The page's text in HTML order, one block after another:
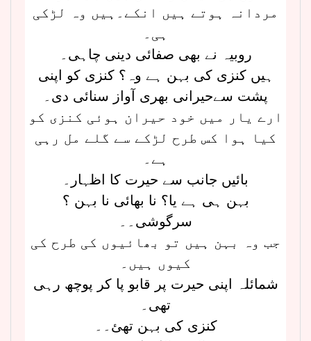
مردانہ ہوتے ہیں انکے۔ہیں وہ لڑکی
ہی۔
روبیہ نے بھی صفائی دینی چاہی۔
ہیں کنزی کی بہن ہے وہ؟ کنزی کو اپنی
پشت سےحیرانی بھری آواز سنائی دی۔
ارے یار میں خود حیران ہوئی کنزی کو
کیا ہوا کس طرح لڑکے سے گلے مل رہی
ہے۔
بائیں جانب سے حیرت کا اظہار۔
بہن ہی ہے یا؟ نا بھائی نا بہن ؟
سرگوشی۔۔
جب وہ بہن ہیں تو بھائیوں کی طرح کی
کیوں ہیں۔
شمائلہ اپنی حیرت پر قابو پا کر پوچھ رہی
تھی۔
کنزی کی بہن تھئ۔۔